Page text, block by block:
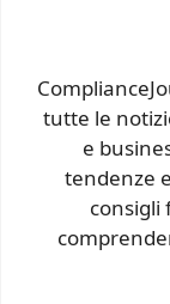
tutte le
e
tendenze
consigli